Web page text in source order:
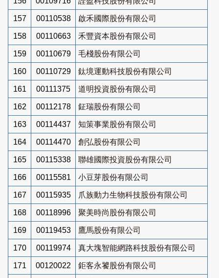
157 00110538 啟禾國際股份有限公司
158 00110663 禾豐資本股份有限公司
159 00110679 毛棧股份有限公司
160 00110729 鈦境運動科技股份有限公司
161 00111375 道明投資股份有限公司
162 00112178 鉦瑞股份有限公司
163 00114437 知策事業股份有限公司
164 00114470 創弘股份有限公司
165 00115338 聯雄國際投資股份有限公司
166 00115581 小豆芽股份有限公司
167 00115935 爪族動力生物科技股份有限公司
168 00118996 聚美時尚股份有限公司
169 00119453 鷹馬股份有限公司
170 00119974 真大塊智能網路科技股份有限公司
171 00120022 鉅客永饕股份有限公司